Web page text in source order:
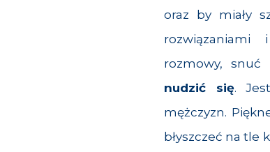
oraz by miały
rozwiązaniami
rozmowy, snuć
nudzić się.
mężczyzn.
błyszczeć na tle